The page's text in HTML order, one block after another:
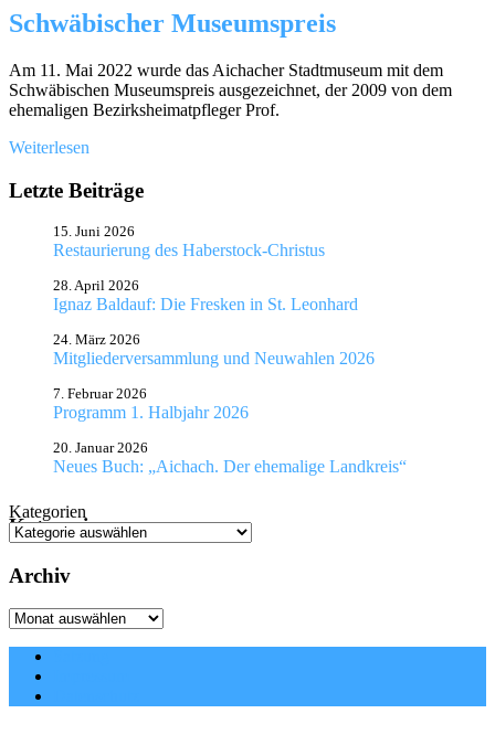
Schwäbischer Museumspreis
Am 11. Mai 2022 wurde das Aichacher Stadtmuseum mit dem
Schwäbischen Museumspreis ausgezeichnet, der 2009 von dem
ehemaligen Bezirksheimatpfleger Prof.
Weiterlesen
Letzte Beiträge
Restaurierung des Haberstock-Christus
15. Juni 2026
Ignaz Baldauf: Die Fresken in St. Leonhard
28. April 2026
Mitgliederversammlung und Neuwahlen 2026
24. März 2026
Programm 1. Halbjahr 2026
7. Februar 2026
Neues Buch: „Aichach. Der ehemalige Landkreis“
20. Januar 2026
Kategorien
Kategorien
Archiv
Archiv